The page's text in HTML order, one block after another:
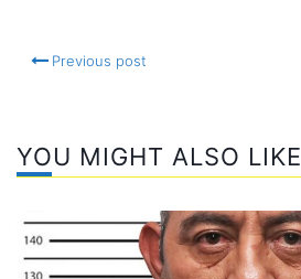
Previous post
YOU MIGHT ALSO LIKE